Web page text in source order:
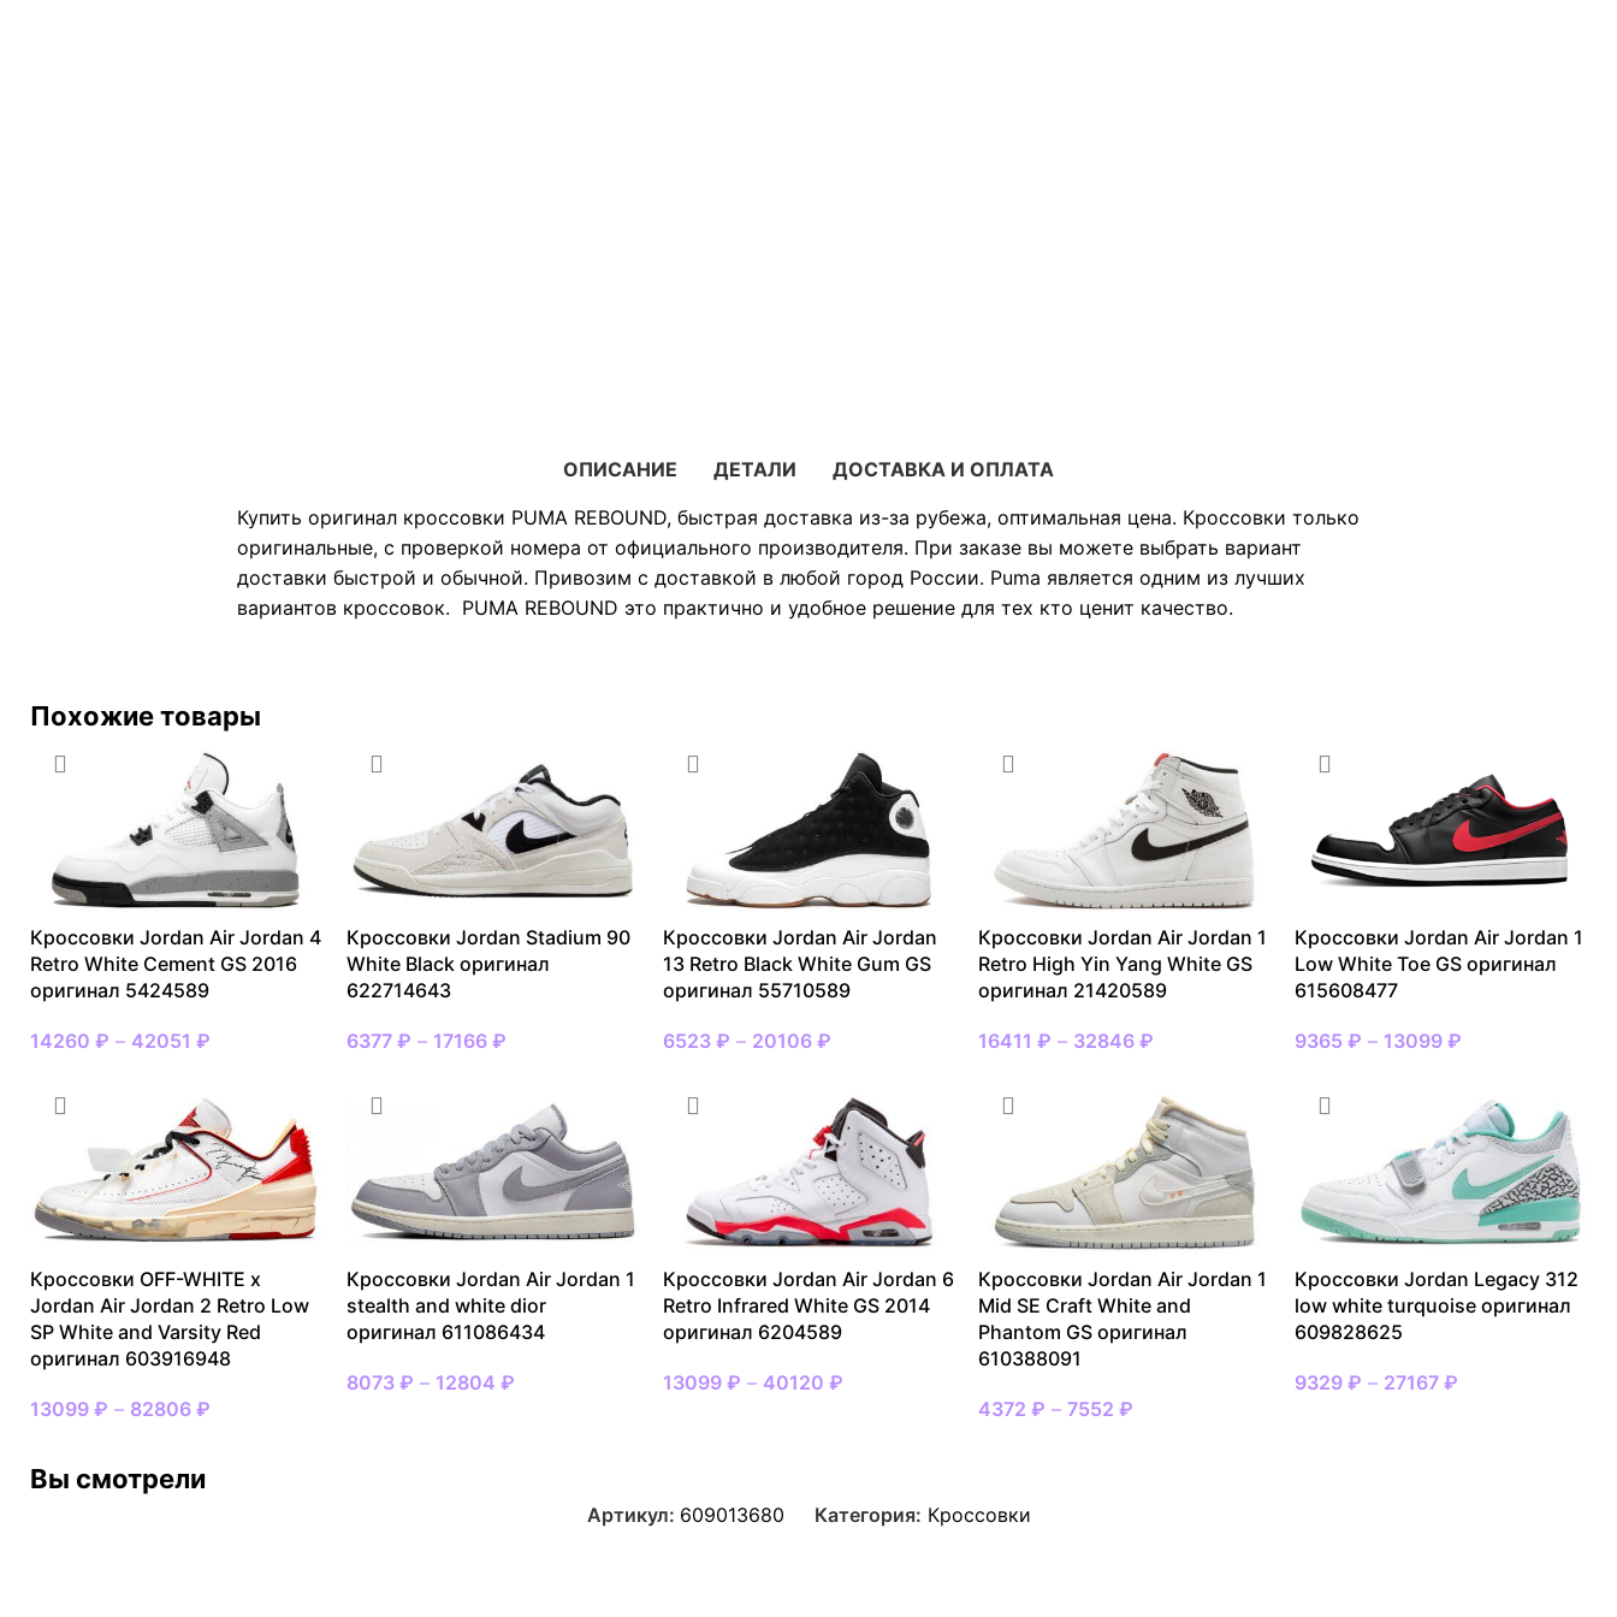
ОПИСАНИЕ ДЕТАЛИ
ДОСТАВКА И ОПЛАТА
Купить оригинал кроссовки PUMA REBOUND, быстрая доставка из-за рубежа, оптимальная цена. Кроссовки только
оригинальные, с проверкой номера от официального производителя. При заказе вы можете выбрать вариант
доставки быстрой и обычной. Привозим с доставкой в любой город России. Puma является одним из лучших
вариантов кроссовок. PUMA REBOUND это практично и удобное решение для тех кто ценит качество.
Похожие товары
Кроссовки Jordan Air Jordan 4
Retro White Cement GS 2016
оригинал 5424589
14260 ₽ – 42051 ₽
Кроссовки Jordan Stadium 90
White Black оригинал
622714643
6377 ₽ – 17166 ₽
Кроссовки Jordan Air Jordan
13 Retro Black White Gum GS
оригинал 55710589
6523 ₽ – 20106 ₽
Кроссовки Jordan Air Jordan 1
Retro High Yin Yang White GS
оригинал 21420589
16411₽ – 32846₽
Кроссовки Jordan Air Jordan 1
Low White Toe GS оригинал
615608477
9365₽ – 13099₽
Кроссовки OFF-WHITE x
Jordan Air Jordan 2 Retro Low
SP White and Varsity Red
оригинал 603916948
13099 ₽ – 82806 ₽
Кроссовки Jordan Air Jordan 1
stealth and white dior
оригинал 611086434
8073 ₽ – 12804 ₽
Кроссовки Jordan Air Jordan 6
Retro Infrared White GS 2014
оригинал 6204589
13099 ₽ – 40120 ₽
Кроссовки Jordan Air Jordan 1
Mid SE Craft White and
Phantom GS оригинал
610388091
4372₽ –7552₽
Кроссовки Jordan Legacy 312
low white turquoise оригинал
609828625
9329₽ – 27167₽
Вы смотрели
Артикул: 609013680 Категория: Кроссовки